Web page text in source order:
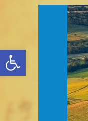
Otwórz pasek narzędzi